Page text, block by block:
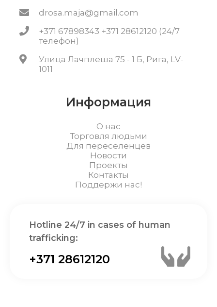
drosa.maja@gmail.com
+371 67898343 +371 28612120 (24/7
телефон)
Улица Лачплеша 75 - 1 Б, Рига, LV-
1011
Информация
О нас
Торговля людьми
Для переселенцев
Новости
Проекты
Контакты
Поддержи нас!
Hotline 24/7 in cases of human
trafficking:
+371 28612120